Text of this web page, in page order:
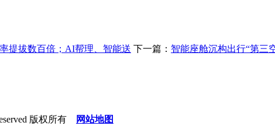
提拔数百倍；AI帮理、智能送 下一篇： 智能座舱沉构出行“第三
版权所有 网站地图